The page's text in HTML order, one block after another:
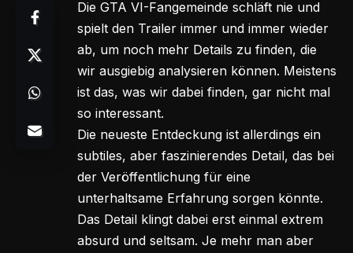
Die GTA VI-Fangemeinde schläft nie und
spielt den Trailer immer und immer wieder
ab, um noch mehr Details zu finden, die
wir ausgiebig analysieren können. Meistens
ist das, was wir dabei finden, gar nicht mal
so interessant.
Die neueste Entdeckung ist allerdings ein
subtiles, aber faszinierendes Detail, das bei
der Veröffentlichung für eine
unterhaltsame Erfahrung sorgen könnte.
Das Detail klingt dabei erst einmal extrem
absurd und seltsam. Je mehr man aber